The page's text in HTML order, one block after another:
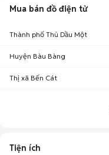
Mua bán đồ điện tử
Thành phố Thủ Dầu Một
Huyện Bàu Bàng
Thị xã Bến Cát
Tiện ích